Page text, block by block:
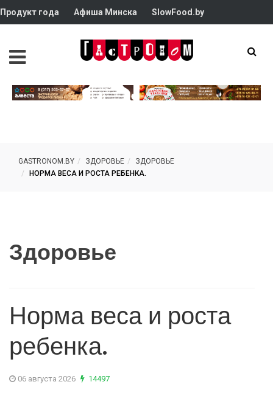
Продукт года Афиша Минска SlowFood.by
GASTRONOM.BY ЗДОРОВЬЕ
ЗДОРОВЬЕ
НОРМА ВЕСА И РОСТА РЕБЕНКА.
Здоровье
Норма веса и роста
ребенка.
06 августа 2026 14497